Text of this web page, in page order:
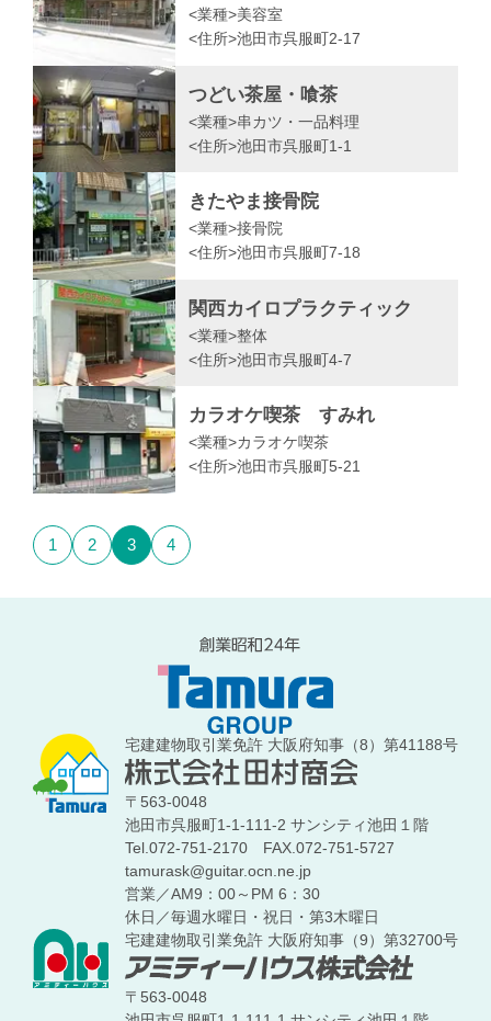
<業種>美容室
<住所>池田市呉服町2-17
つどい茶屋・喰茶
<業種>串カツ・一品料理
<住所>池田市呉服町1-1
きたやま接骨院
<業種>接骨院
<住所>池田市呉服町7-18
関西カイロプラクティック
<業種>整体
<住所>池田市呉服町4-7
カラオケ喫茶 すみれ
<業種>カラオケ喫茶
<住所>池田市呉服町5-21
1 2 3 4
宅建建物取引業免許 大阪府知事（8）第41188号
〒563-0048
池田市呉服町1-1-111-2 サンシティ池田１階
Tel.072-751-2170FAX.072-751-5727
tamurask@guitar.ocn.ne.jp
営業／AM9：00～PM 6：30
休日／毎週水曜日・祝日・第3木曜日
宅建建物取引業免許 大阪府知事（9）第32700号
〒563-0048